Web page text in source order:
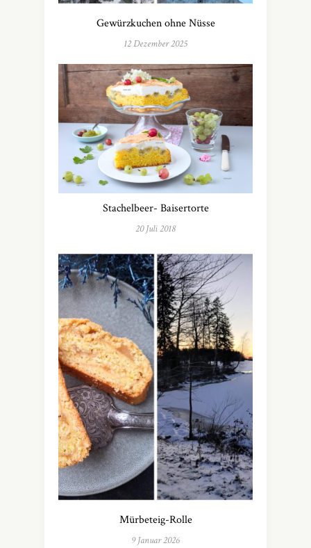
Gewürzkuchen ohne Nüsse
12 Dezember 2025
Stachelbeer- Baisertorte
20 Juli 2018
Mürbeteig-Rolle
9 Januar 2026